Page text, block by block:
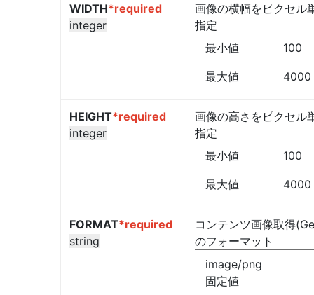
WIDTH*required
integer
画像の横幅をピクセル
指定
最小値
100
最大値 4000
HEIGHT*required
integer
画像の高さをピクセル
指定
最小値
100
最大値 4000
FORMAT*required
string
コンテンツ画像取得
のフォーマット
image/png
固定値